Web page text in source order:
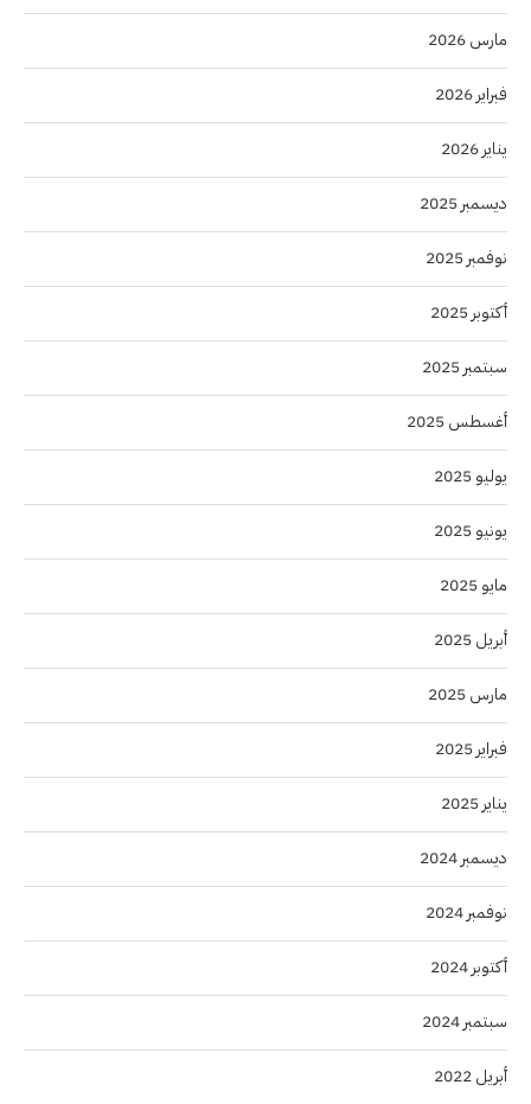
مارس 2026
فبراير 2026
يناير 2026
ديسمبر 2025
نوفمبر 2025
أكتوبر 2025
سبتمبر 2025
أغسطس 2025
يوليو 2025
يونيو 2025
مايو 2025
أبريل 2025
مارس 2025
فبراير 2025
يناير 2025
ديسمبر 2024
نوفمبر 2024
أكتوبر 2024
سبتمبر 2024
أبريل 2022